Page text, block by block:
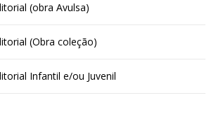
(obra Avulsa)
(Obra coleção)
Infantil e/ou Juvenil